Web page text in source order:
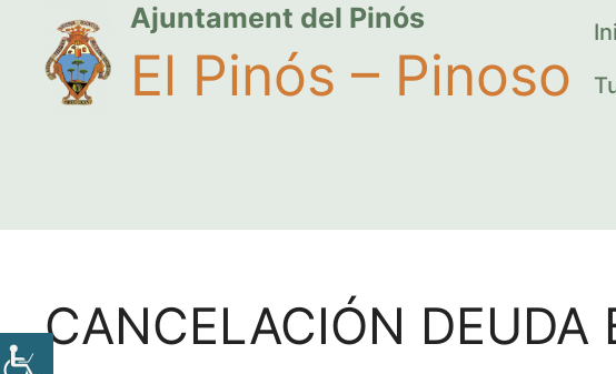
Ajuntament del Pinós
El Pinós – Pinoso
CANCELACIÓN DEUDA